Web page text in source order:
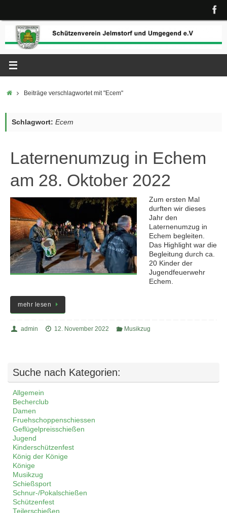
springen
StartBeiträge verschlagwortet mit "Ecem"
Schlagwort: Ecem
Laternenumzug in Echem
am 28. Oktober 2022
Zum ersten Mal
durften wir dieses
Jahr den
Laternenumzug in
Echem begleiten.
Das Highlight war die
Begleitung durch ca.
20 Kinder der
Jugendfeuerwehr
Echem.
mehr lesen
admin 12. November 2022 Musikzug
Suche nach Kategorien:
Allgemein
Becherclub
Damen
Fruehschoppenschiessen
Geflügelpreisschießen
Jugend
Kinderschützenfest
König der Könige
Könige
Musikzug
Schießsport
Schnur-/Pokalschießen
Schützenfest
Teilerschießen